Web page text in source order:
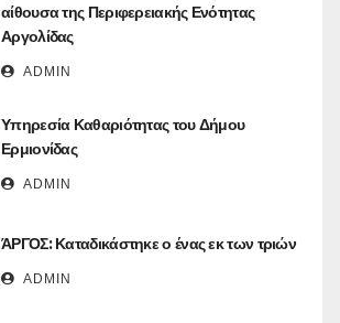
αίθουσα της Περιφερειακής Ενότητας
Αργολίδας
ADMIN
Υπηρεσία Καθαριότητας του Δήμου
Ερμιονίδας
ADMIN
ΆΡΓΟΣ: Καταδικάστηκε ο ένας εκ των τριών
ADMIN